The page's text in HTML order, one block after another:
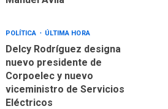
POLÍTICA ÚLTIMA HORA
Delcy Rodríguez designa
nuevo presidente de
Corpoelec y nuevo
viceministro de Servicios
Eléctricos